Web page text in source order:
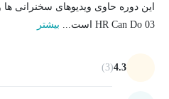
این دوره حاوی ویدیوهای سخنرانی ها
HR Can Do 03 است...
بیشتر
4.3
(3)